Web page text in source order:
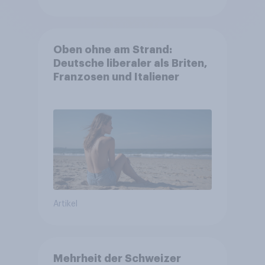
Oben ohne am Strand:
Deutsche liberaler als Briten,
Franzosen und Italiener
Artikel
Mehrheit der Schweizer